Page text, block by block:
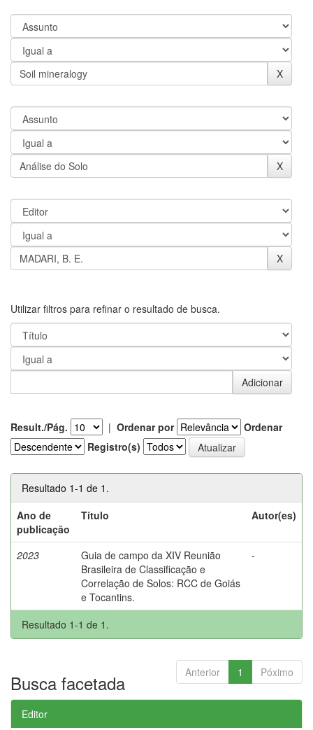
Utilizar filtros para refinar o resultado de busca.
Result./Pág. | Ordenar por
Ordenar
Registro(s)
Resultado 1-1 de 1.
Ano de
publicação
Título Autor(es)
2023
Guia de campo da XIV Reunião
Brasileira de Classificação e
Correlação de Solos: RCC de Goiás
e Tocantins.
-
Resultado 1-1 de 1.
Anterior 1 Póximo
Busca facetada
Editor